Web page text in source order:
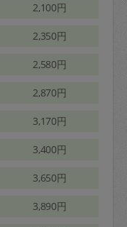
2,100円
2,350円
2,580円
2,870円
3,170円
3,400円
3,650円
3,890円